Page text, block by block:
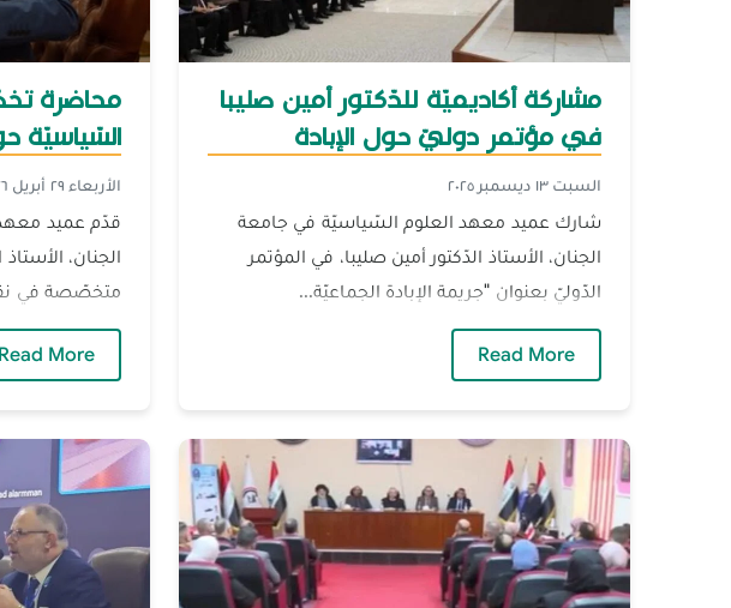
محاضرة
السّياسيّة
الأربعاء ٢٩ أبريل ٢٠٢٦
قدّم عميد
الجنان،
متخصّصة في
Read More
مشاركة أكاديميّة للدّكتور أمين صليبا
في مؤتمر دوليّ حول الإبادة
الجماعيّة والعدالة الدّوليّة
السبت ١٣ ديسمبر ٢٠٢٥
شارك عميد معهد العلوم السّياسيّة في جامعة
الجنان، الأستاذ الدّكتور أمين صليبا، في المؤتمر
الدّوليّ بعنوان "جريمة الإبادة الجماعيّة...
Read More — مشاركة أكاديميّة للدّكتور أمين صليبا في مؤتمر دوليّ حول